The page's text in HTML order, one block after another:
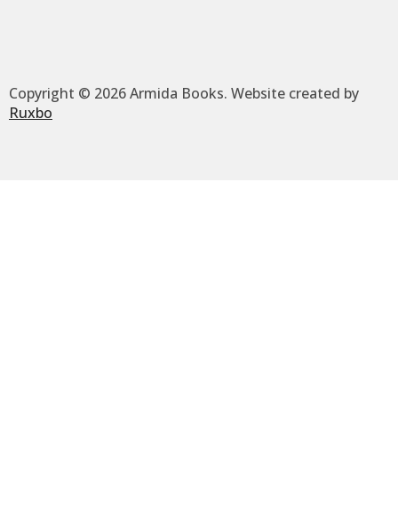
Copyright © 2026 Armida Books. Website created by
Ruxbo